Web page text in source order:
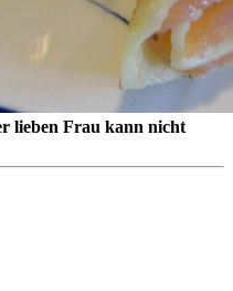
lieben Frau kann nicht